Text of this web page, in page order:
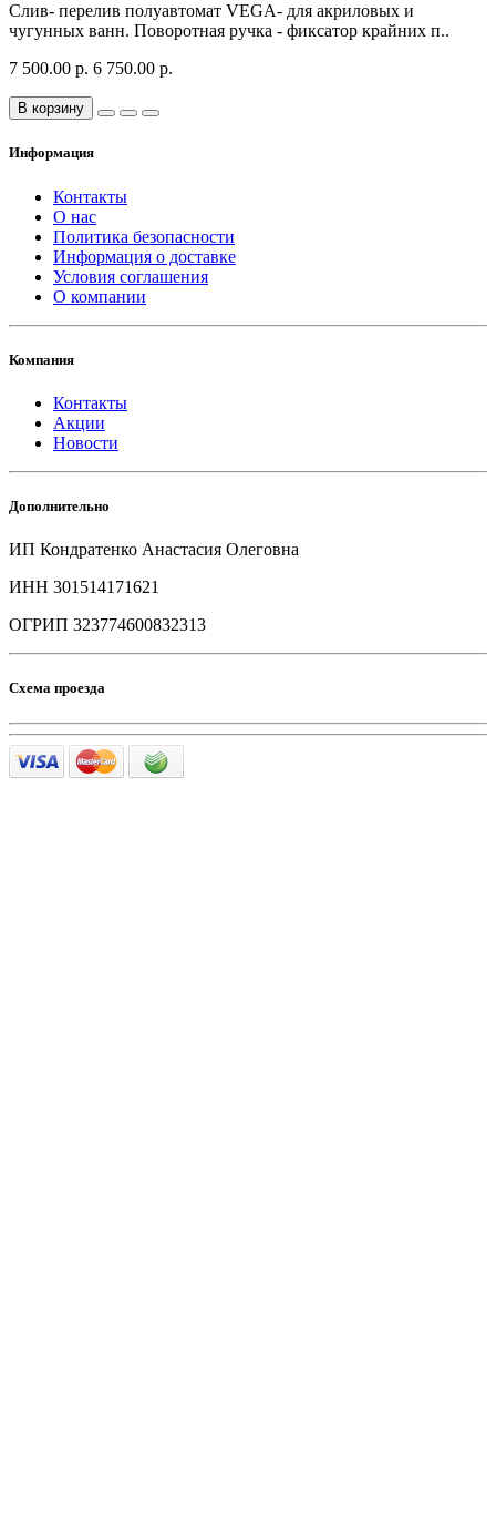
Слив- перелив полуавтомат VEGA- для акриловых и
чугунных ванн. Поворотная ручка - фиксатор крайних п..
7 500.00 р. 6 750.00 р.
В корзину
Информация
Контакты
О нас
Политика безопасности
Информация о доставке
Условия соглашения
О компании
Компания
Контакты
Акции
Новости
Дополнительно
ИП Кондратенко Анастасия Олеговна
ИНН 301514171621
ОГРИП 323774600832313
Схема проезда